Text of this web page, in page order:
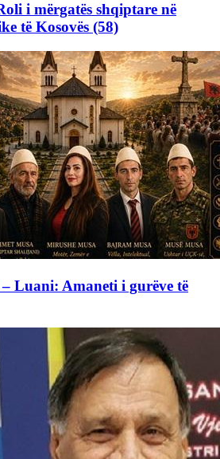
i mërgatës shqiptare në
të Kosovës (58)
Luani: Amaneti i gurëve të